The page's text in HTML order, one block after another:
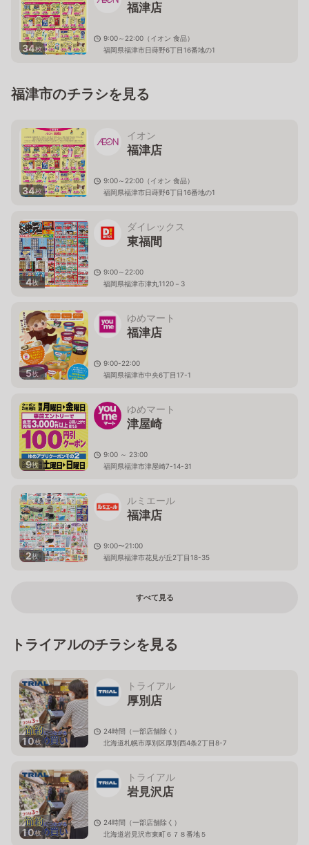
34枚
福津店
9:00～22:00（イオン 食品）
福岡県福津市日蒔野6丁目16番地の1
福津市のチラシを見る
34枚
イオン
福津店
9:00～22:00（イオン 食品）
福岡県福津市日蒔野6丁目16番地の1
4枚
ダイレックス
東福間
9:00～22:00
福岡県福津市津丸1120－3
5枚
ゆめマート
福津店
9:00-22:00
福岡県福津市中央6丁目17-1
9枚
ゆめマート
津屋崎
9:00 ～ 23:00
福岡県福津市津屋崎7-14-31
2枚
ルミエール
福津店
9:00〜21:00
福岡県福津市花見が丘2丁目18-35
すべて見る
トライアルのチラシを見る
10枚
トライアル
厚別店
24時間（一部店舗除く）
北海道札幌市厚別区厚別西4条2丁目8-7
10枚
トライアル
岩見沢店
24時間（一部店舗除く）
北海道岩見沢市東町６７８番地５